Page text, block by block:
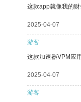
这款app就像我的财
2025-04-07
游客
这款加速器VPM应
2025-04-07
游客